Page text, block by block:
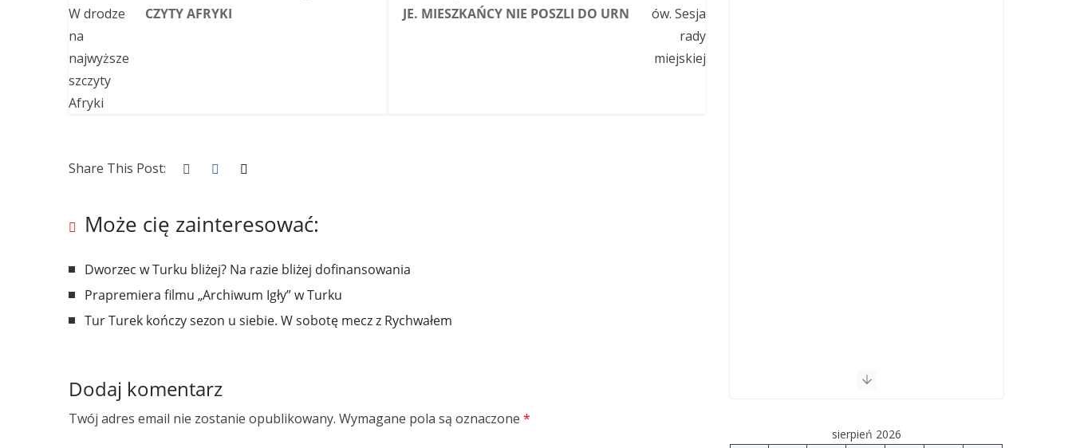
CZYTY AFRYKI
JE. MIESZKAŃCY NIE POSZLI DO URN
Share This Post:
Może cię zainteresować:
Dworzec w Turku bliżej? Na razie bliżej dofinansowania
Prapremiera filmu „Archiwum Igły” w Turku
Tur Turek kończy sezon u siebie. W sobotę mecz z Rychwałem
Dodaj komentarz
Twój adres email nie zostanie opublikowany. Wymagane pola są oznaczone *
sierpień 2026